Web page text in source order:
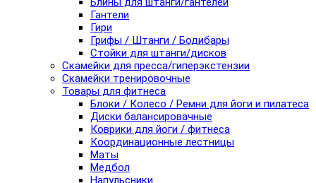
Гантели
Гири
Грифы / Штанги / Бодибары
Стойки для штанги/дисков
Скамейки для пресса/гиперэкстензии
Скамейки тренировочные
Товары для фитнеса
Блоки / Колесо / Ремни для йоги и пилатеса
Диски балансировачные
Коврики для йоги / фитнеса
Координационные лестницы
Маты
Медбол
Напульсники